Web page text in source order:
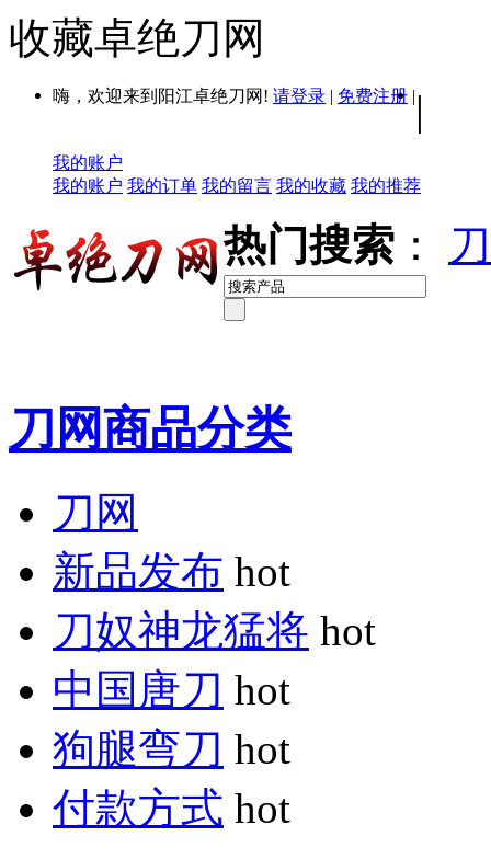
收藏卓绝刀网
嗨，欢迎来到阳江卓绝刀网! 请登录 | 免费注册 | |
我的账户
我的账户 我的订单 我的留言 我的收藏 我的推荐
热门搜索 ：
刀网商品分类
刀网
新品发布 hot
刀奴神龙猛将 hot
中国唐刀 hot
狗腿弯刀 hot
付款方式 hot